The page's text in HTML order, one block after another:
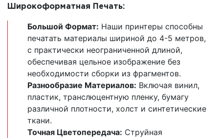
Широкоформатная Печать:
Большой Формат: Наши принтеры способны
печатать материалы шириной до 4-5 метров,
с практически неограниченной длиной,
обеспечивая цельное изображение без
необходимости сборки из фрагментов.
Разнообразие Материалов: Включая винил,
пластик, транслюцентную пленку, бумагу
различной плотности, холст и синтетические
ткани.
Точная Цветопередача: Струйная